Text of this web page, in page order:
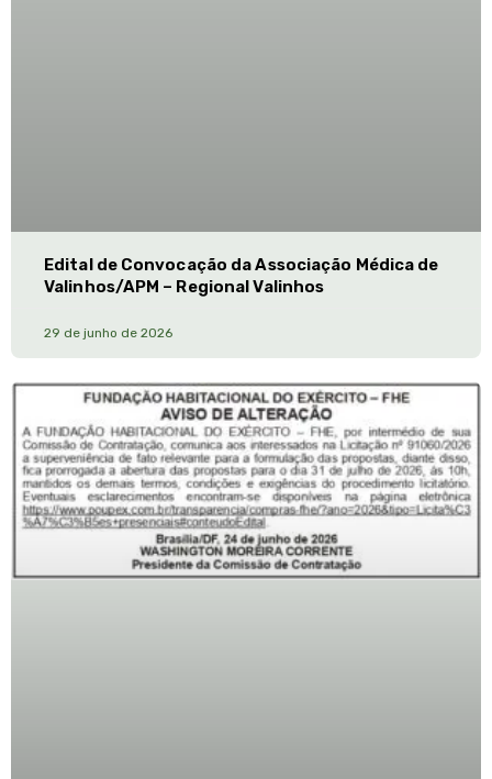
Edital de Convocação da Associação Médica de
Valinhos/APM – Regional Valinhos
29 de junho de 2026